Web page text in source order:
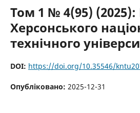
Том 1 № 4(95) (2025):
Херсонського
технічного
DOI: https://doi.org/10.35546/
Опубліковано: 2025-12-31